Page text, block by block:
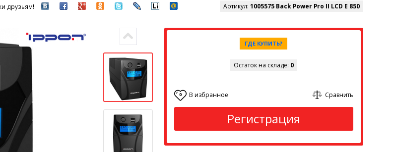
друзьям! Артикул: 1005575 Back Power Pro II LCD E 850
ГДЕ КУПИТЬ?
Остаток на складе: 0
0 В избранное Сравнить
Регистрация